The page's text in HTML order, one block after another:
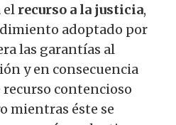
el recurso a la justicia,
adoptado por
las garantías al
y en consecuencia
recurso contencioso
mientras éste se